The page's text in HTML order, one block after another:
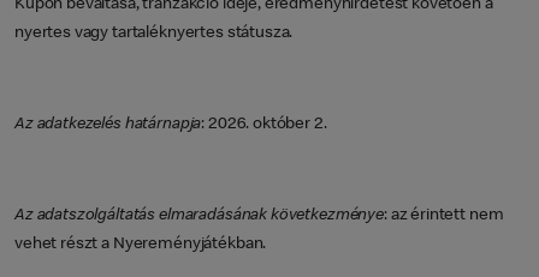
Kupon beváltása, tranzakció ideje, eredményhirdetést követően a
nyertes vagy tartaléknyertes státusza.
Az adatkezelés határnapja: 2026. október 2.
Az adatszolgáltatás elmaradásának következménye: az érintett nem
vehet részt a Nyereményjátékban.